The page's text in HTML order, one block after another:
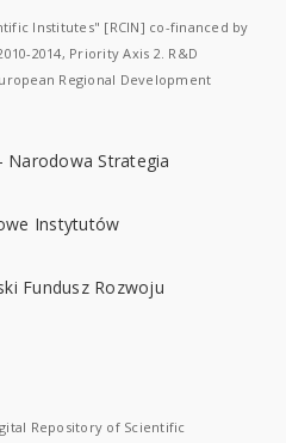
Institutes" [RCIN] co-financed by
2014, Priority Axis 2. R&D
Regional Development
Repository of Scientific